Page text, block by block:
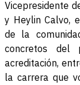
Vicepresidente
y Heylin Calvo,
de la
concretos del
acreditación,
la carrera que